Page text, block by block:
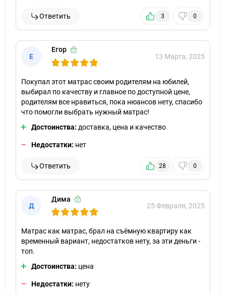
Ответить 3 0
Е
Егор
13 Марта, 2025
Покупал этот матрас своим родителям на юбилей,
выбирал по качеству и главное по доступной цене,
родителям все нравиться, пока нюансов нету, спасибо
что помогли выбрать нужный матрас!
Достоинства: доставка, цена и качество
Недостатки: нет
Ответить 28 0
Д
Дима
25 Февраля, 2025
Матрас как матрас, брал на съёмную квартиру как
временный вариант, недостатков нету, за эти деньги -
топ.
Достоинства: цена
Недостатки: нету